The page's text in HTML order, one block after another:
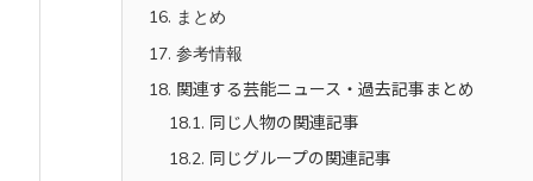
16. まとめ
17. 参考情報
18. 関連する芸能ニュース・過去記事まとめ
18.1. 同じ人物の関連記事
18.2. 同じグループの関連記事